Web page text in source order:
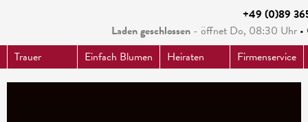
+49 (0)89
Laden geschlossen - öffnet Do, 08:30 Uhr •
Trauer
Einfach Blumen Heiraten Firmenservice